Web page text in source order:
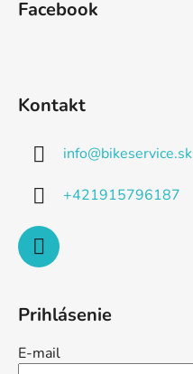
Facebook
Kontakt
info@bikeservice.sk
+421915796187
Prihlásenie
E-mail